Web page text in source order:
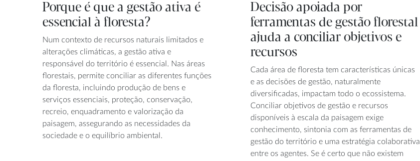
Porque é que a gestão ativa é
essencial à floresta?
Num contexto de recursos naturais limitados e
alterações climáticas, a gestão ativa e
responsável do território é essencial. Nas áreas
florestais, permite conciliar as diferentes funções
da floresta, incluindo produção de bens e
serviços essenciais, proteção, conservação,
recreio, enquadramento e valorização da
paisagem, assegurando as necessidades da
sociedade e o equilíbrio ambiental.
Decisão apoiada por
ferramentas de gestão florestal
ajuda a conciliar objetivos e
recursos
Cada área de floresta tem características únicas
e as decisões de gestão, naturalmente
diversificadas, impactam todo o ecossistema.
Conciliar objetivos de gestão e recursos
disponíveis à escala da paisagem exige
conhecimento, sintonia com as ferramentas de
gestão do território e uma estratégia colaborativa
entre os agentes. Se é certo que não existem